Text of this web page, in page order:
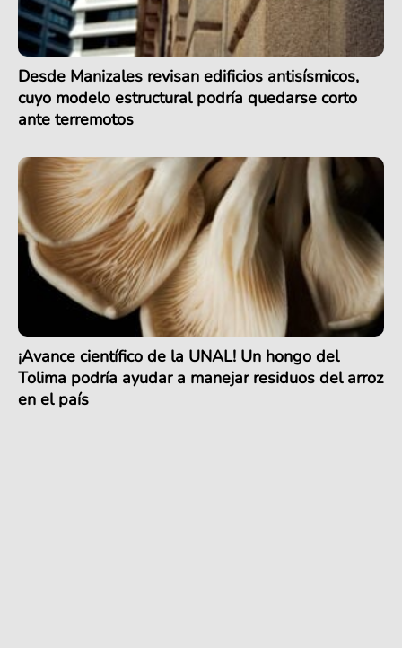
Desde Manizales revisan edificios antisísmicos,
cuyo modelo estructural podría quedarse corto
ante terremotos
¡Avance científico de la UNAL! Un hongo del
Tolima podría ayudar a manejar residuos del arroz
en el país